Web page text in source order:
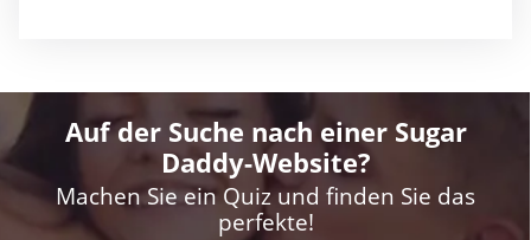
Auf der Suche nach einer Sugar
Daddy-Website?
Machen Sie ein Quiz und finden Sie das
perfekte!